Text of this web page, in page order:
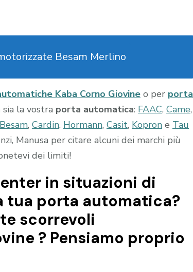
Besam Merlino
Kaba Corno Giovine o per porta
sia la vostra porta automatica: FAAC, Came,
Besam, Cardin, Hormann, Casit, Kopron e Tau
Manusa per citare alcuni dei marchi più
dei limiti!
in situazioni di
tua porta automatica?
scorrevoli
? Pensiamo proprio